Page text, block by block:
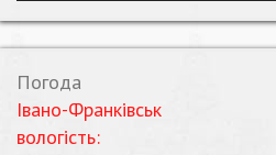
Погода
Івано-Франківськ
вологість: